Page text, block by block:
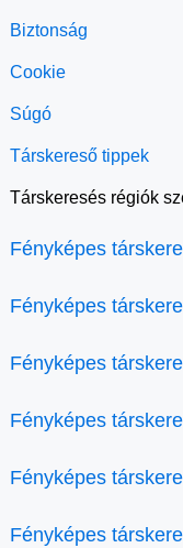
Biztonság
Cookie
Súgó
Társkereső tippek
Társkeresés régiók
Fényképes
Fényképes
Fényképes
Fényképes
Fényképes
Fényképes